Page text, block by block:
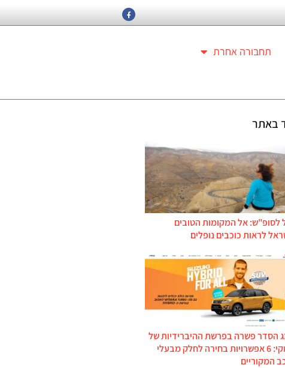
תחבורה אחרת
באתר
לסופ"ש: אל המקומות הטובים
לראות כוכבים נופלים
הסדר פשרה בפרשת ההיברידיות של
סוזוקי: 6 אפשרויות בחירה לחלק מבעלי
המקוריים